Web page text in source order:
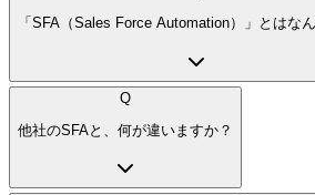
「SFA（Sales Force Automation）」とはな
Q
他社のSFAと、何が違いますか？